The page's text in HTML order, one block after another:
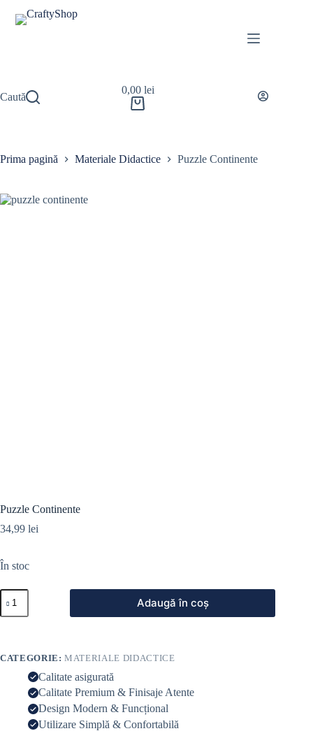
Caută
0,00 lei
Prima pagină Materiale Didactice Puzzle Continente
Puzzle Continente
34,99 lei
În stoc
Adaugă în coș
CATEGORIE:MATERIALE DIDACTICE
Calitate asigurată
Calitate Premium & Finisaje Atente
Design Modern & Funcțional
Utilizare Simplă & Confortabilă